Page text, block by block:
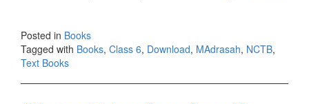
Posted in Books
Tagged with Books, Class 6, Download, MAdrasah, NCTB,
Text Books